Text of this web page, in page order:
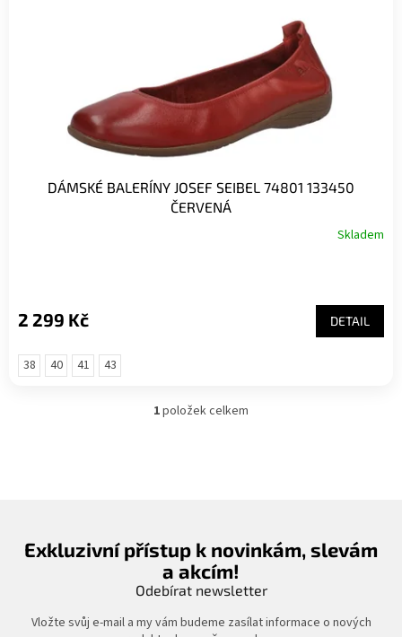
DÁMSKÉ BALERÍNY JOSEF SEIBEL 74801 133450
ČERVENÁ
Skladem
2 299 Kč DETAIL
38 40 41 43
O
p
r
v
y
1položek celkem
Exkluzivní přístup k novinkám, slevám
a akcím!
Odebírat newsletter
Vložte svůj e-mail a my vám budeme zasílat informace o nových